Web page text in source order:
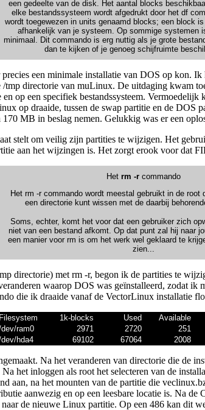
een gedeelte van de disk. Het aantal blocks
elke bestandssysteem wordt afgedrukt door het df
wordt toegewezen in units genaamd blocks; een block
afhankelijk van je systeem. Op sommige systemen
minimaal. Dit commando is erg nuttig als je grote
dan te kijken of je genoeg schijfruimte
een minimale installatie van DOS op kon.
directorie van muLinux. De uitdaging kwam
op een specifiek bestandssysteem.
op draaide, tussen de swap partitie en de DOS
MB in beslag nemen. Gelukkig was er een
stelt om veilig zijn partities te wijzigen. Het
aan het wijzingen is. Het zorgt erook voor dat
Het rm -r commando
Het rm -r commando wordt meestal gebruikt in de root
een directorie kunt wissen met de daarbij
Soms, echter, komt het voor dat een gebruiker zich
niet van een bestand afkomt. Op dat punt zal hij naar
een manier voor rm is om het werk wel geklaard te
zien...
directorie) met rm -r, begon ik de partities te
waarop DOS was geïnstalleerd, zodat
die ik draaide vanaf de VectorLinux installatie
Filesystem 1k-blocks Used Available
ram0
2971 2720 251
hda4
69102 67064 2008
Na het veranderen van directorie die de
het inloggen als root het selecteren van de
aan, na het mounten van de partitie die
aanwezig en op een leesbare locatie is. Na
de nieuwe Linux partitie. Op een 486 kan dit